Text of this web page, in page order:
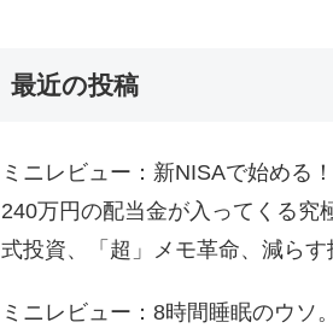
最近の投稿
ミニレビュー：新NISAで始める
240万円の配当金が入ってくる究
式投資、「超」メモ革命、減らす
ミニレビュー：8時間睡眠のウソ